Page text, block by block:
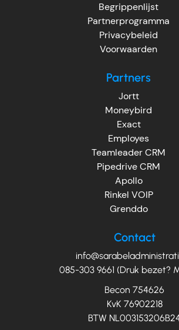
Begrippenlijst
Partnerprogramma
Privacybeleid
Voorwaarden
Partners
Jortt
Moneybird
Exact
Employes
Teamleader CRM
Pipedrive CRM
Apollo
Rinkel VOIP
Grenddo
Contact
085-303 9661 (Druk bezet?
Becon 754626
KvK 76902218
BTW